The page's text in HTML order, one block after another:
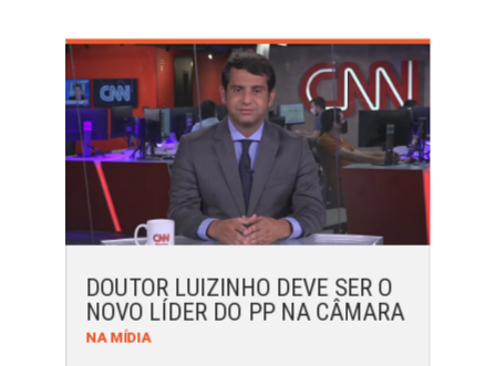
DOUTOR LUIZINHO DEVE SER O
NOVO LÍDER DO PP NA CÂMARA
NA MÍDIA